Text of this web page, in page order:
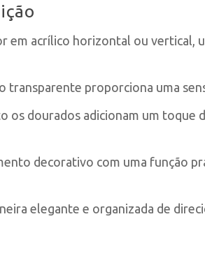
em acrílico horizontal ou vertical,
transparente proporciona uma
os dourados adicionam um toque
decorativo com uma função
elegante e organizada de